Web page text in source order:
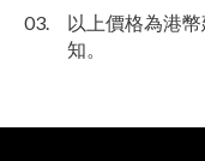
03.
以上價格為港
知。